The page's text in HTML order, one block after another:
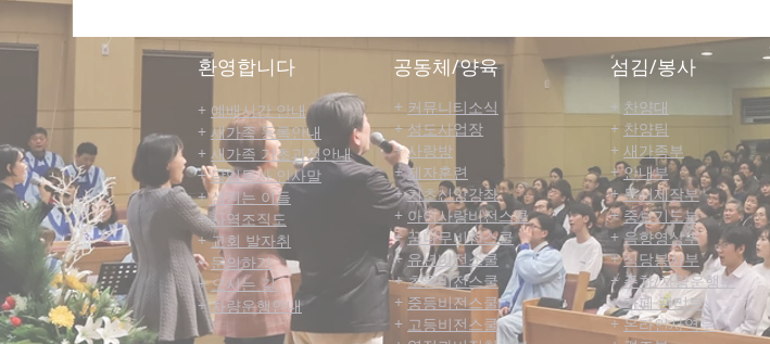
​환영합니다 공동체/양육
+ 예배시간 안내
+ 새가족 등록안내
+ 새가족 기초과정안내
+담임목사 인사말
+섬기는 이들
+사역조직도
+교회 발자취
+문의하기
+오시는 길
+차량운행안내
+ 커뮤니티​소식
+ 성도사업장
+사랑방
+제자훈련
+기초신앙강좌
+ 아이사랑비전스쿨
+꿈나무비전스쿨
+ 유년비전스쿨
+초등비전스쿨
+ 중등비전스쿨
+ 고등비전스쿨
섬김/봉사
+ 찬양대
+ 찬양팀
+ 새가족부
+안내부
+문서제작부
+중보기도부
+ 음향영상부
+식당봉사부
+주차/차량운행부
+카페 관리부
+온라인사역부